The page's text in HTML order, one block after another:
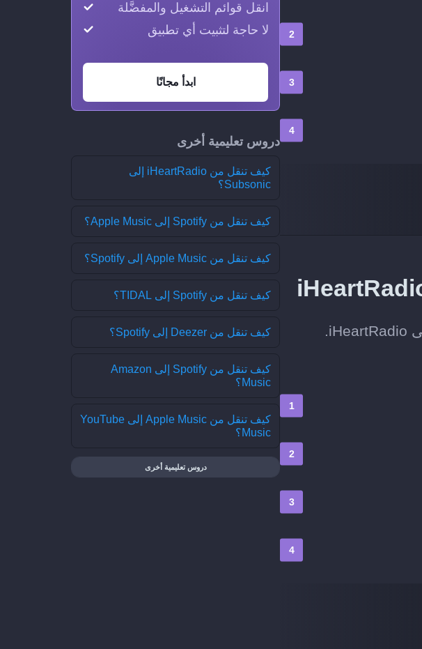
انقل قوائم التشغيل والمفضَّلة
لا حاجة لتثبيت أي تطبيق
ابدأ مجانًا
دروس تعليمية أخرى
كيف تنقل من iHeartRadio إلى
Subsonic؟
كيف تنقل من Spotify إلى Apple Music؟
كيف تنقل من Apple Music إلى Spotify؟
كيف تنقل من Spotify إلى TIDAL؟
كيف تنقل من Deezer إلى Spotify؟
كيف تنقل من Spotify إلى Amazon
Music؟
كيف تنقل من Apple Music إلى YouTube
Music؟
دروس تعليمية أخرى